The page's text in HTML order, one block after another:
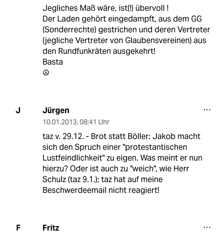
Jegliches Maß wäre, ist(!) übervoll !
Der Laden gehört eingedampft, aus dem GG
(Sonderrechte) gestrichen und deren Vertreter
(jegliche Vertreter von Glaubensvereinen) aus
den Rundfunkräten ausgekehrt!
Basta
☮
J Jürgen
10.01.2013, 08:41 Uhr
taz v. 29.12. - Brot statt Böller: Jakob macht
sich den Spruch einer "protestantischen
Lustfeindlichkeit" zu eigen. Was meint er nun
hierzu? Oder ist auch zu "weich", wie Herr
Schulz (taz 9.1.); taz hat auf meine
Beschwerdeemail nicht reagiert!
F Fritz